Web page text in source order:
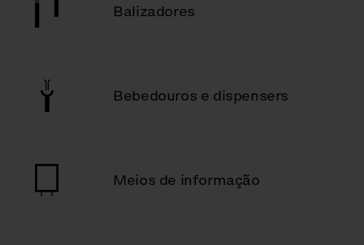
Balizadores
Bebedouros e dispensers
Meios de informação